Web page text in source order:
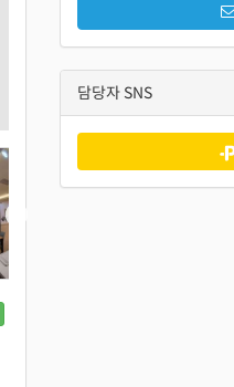
담당자 SNS